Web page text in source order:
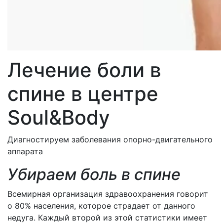
Лечение боли в
спине в центре
Soul&Body
Диагностируем заболевания опорно-двигательного
аппарата
Убираем боль в спине
Всемирная организация здравоохранения говорит
о 80% населения, которое страдает от данного
недуга. Каждый второй из этой статистики имеет